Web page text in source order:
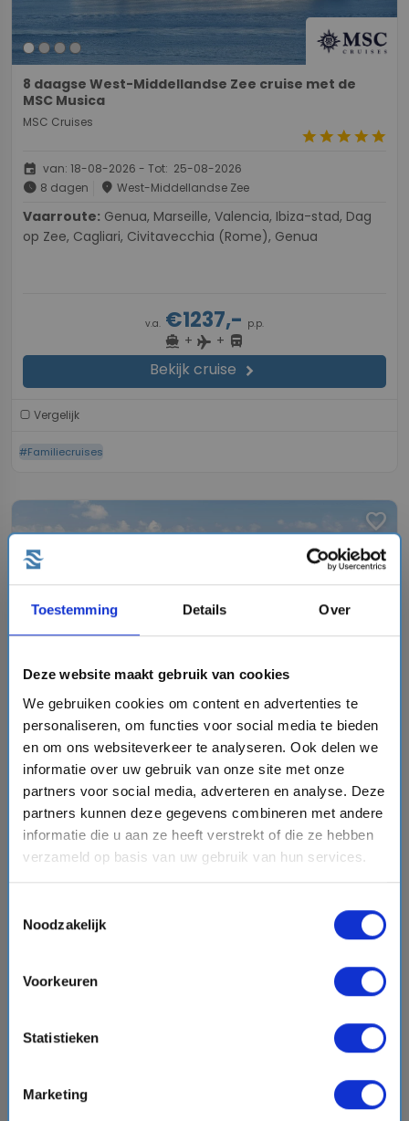
Toestemming Details Over
Deze website maakt gebruik van cookies
We gebruiken cookies om content en advertenties te
personaliseren, om functies voor social media te bieden
en om ons websiteverkeer te analyseren. Ook delen we
informatie over uw gebruik van onze site met onze
partners voor social media, adverteren en analyse. Deze
partners kunnen deze gegevens combineren met andere
informatie die u aan ze heeft verstrekt of die ze hebben
verzameld op basis van uw gebruik van hun services.
Noodzakelijk
Voorkeuren
Statistieken
Marketing
8 daagse West-Middellandse Zee cruise met de
MSC Musica
MSC Cruises
starstarstarstarstar
event van: 18-08-2026 - Tot: 25-08-2026
schedule 8 dagen place West-Middellandse Zee
Vaarroute:
op Zee, Cagliari, Civitavecchia (Rome), Genua
v.a. €1237,- p.p.
directions_boat + flight + directions_bus
Bekijk cruise chevron_right
Vergelijk
#Familiecruises
favorite
8 daagse West-Middellandse Zee cruise met de
MSC Musica
starstarstar
event
van: 25-08-2026 - Tot: 01-09-2026
schedule place West-Middellandse Zee
Vaarroute:Genua, Marseille, Valencia, Ibiza-stad, Dag
#Familiecruises